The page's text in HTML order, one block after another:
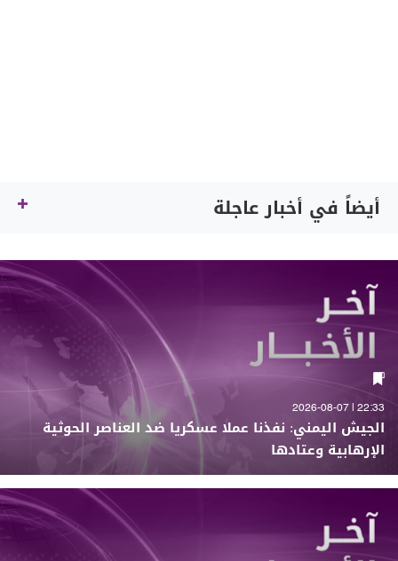
أيضاً في أخبار عاجلة
22:33 | 2026-08-07
الجيش اليمني: نفذنا عملا عسكريا ضد العناصر الحوثية
الإرهابية وعتادها